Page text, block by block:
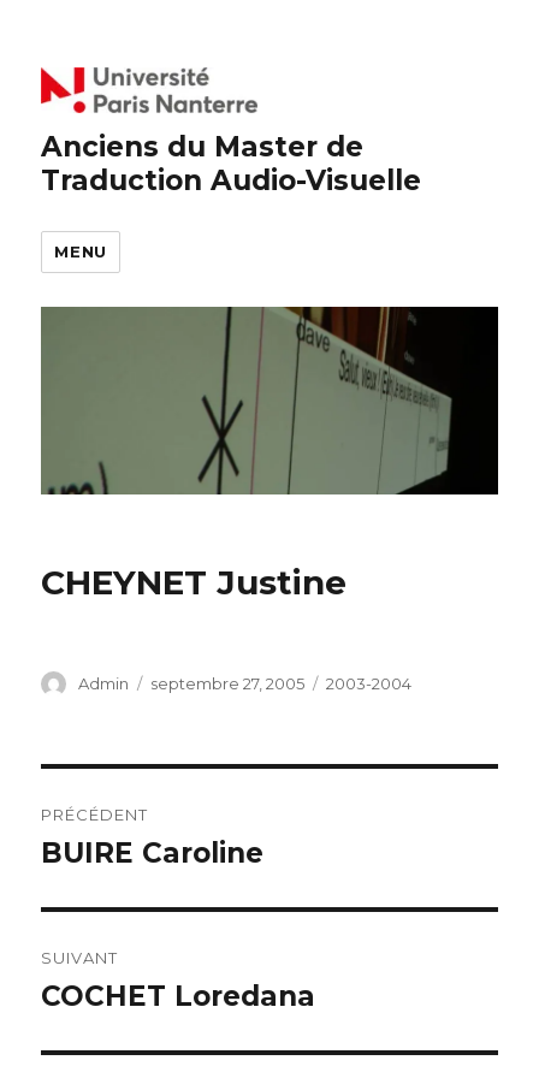
Anciens du Master de
Traduction Audio-Visuelle
MENU
CHEYNET Justine
Auteur
Admin
Publié
septembre 27, 2005 Catégories
2003-2004
de
PRÉCÉDENT
Publication
BUIRE Caroline
SUIVANT
Publication
COCHET Loredana